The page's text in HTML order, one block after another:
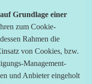
Grundlage einer
zum Cookie-
Rahmen die
von Cookies, bzw.
Management-
und Anbieter eingeholt